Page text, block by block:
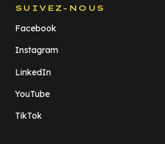
SUIVEZ-NOUS
Facebook
Instagram
LinkedIn
YouTube
TikTok